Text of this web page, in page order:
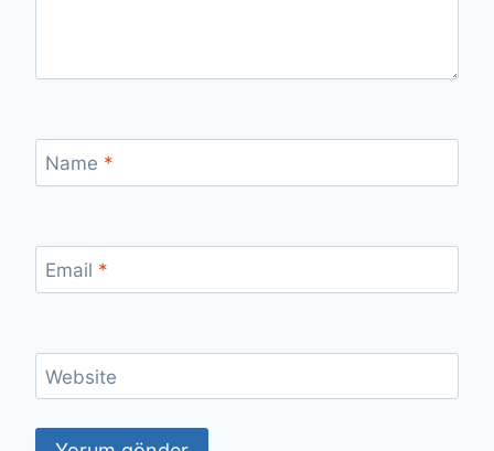
Name *
Email *
Website